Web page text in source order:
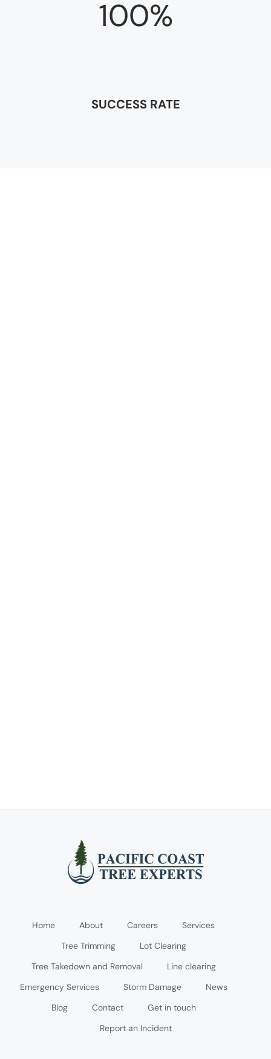
100%
SUCCESS RATE
Home About Careers
Services
Tree Trimming
Lot Clearing
Tree Takedown and Removal
Line clearing
Emergency Services
Storm Damage
News
Blog
Contact
Get in touch
Report an Incident